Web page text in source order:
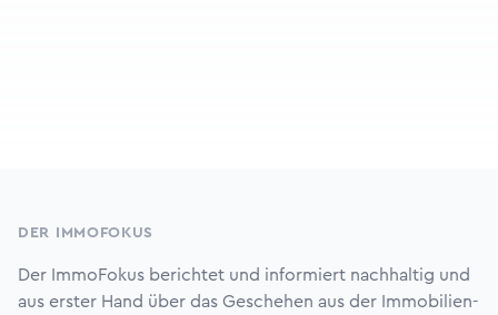
DER IMMOFOKUS
Der ImmoFokus berichtet und informiert nachhaltig und
aus erster Hand über das Geschehen aus der Immobilien-